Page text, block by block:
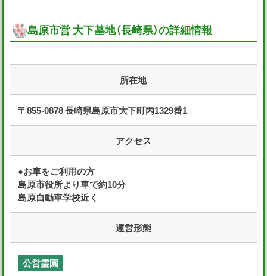
島原市営 大下墓地（長崎県）の詳細情報
所在地
〒855-0878 長崎県島原市大下町丙1329番1
アクセス
●お車をご利用の方
島原市役所より車で約10分
島原自動車学校近く
運営形態
公営霊園